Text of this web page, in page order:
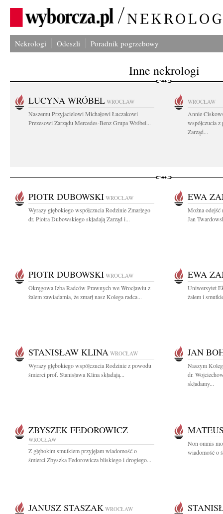
Nekrologi Odeszli Poradnik pogrzebowy
Inne nekrologi
LUCYNA WRÓBEL WROCŁAW
Naszemu Przyjacielowi Michałowi Łuczakowi
Prezesowi Zarządu Mercedes-Benz Grupa Wróbel...
WROCŁAW
Annie
współczucia
Zarząd...
PIOTR DUBOWSKI WROCŁAW
Wyrazy głębokiego współczucia Rodzinie Zmarłego
dr. Piotra Dubowskiego składają Zarząd i...
EWA
Można odejść
Jan
PIOTR DUBOWSKI WROCŁAW
Okręgowa Izba Radców Prawnych we Wrocławiu z
żalem zawiadamia, że zmarł nasz Kolega radca...
EWA
Uniwersytet
żalem i
STANISŁAW KLINA WROCŁAW
Wyrazy głębokiego współczucia Rodzinie z powodu
śmierci prof. Stanisława Klina składają...
JAN
Naszym
dr.
składamy...
ZBYSZEK FEDOROWICZ
WROCŁAW
Z głębokim smutkiem przyjęłam wiadomość o
śmierci Zbyszka Fedorowicza bliskiego i drogiego...
Non omnis
wiadomość o
JANUSZ STASZAK WROCŁAW